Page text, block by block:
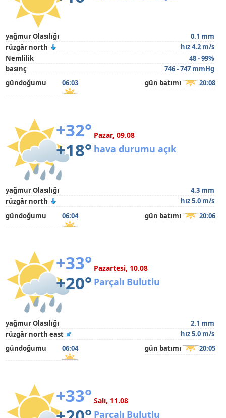
yağmur Olasılığı
0.1 mm
rüzgâr north
hız 4.2 m/s
Nemlilik
48 - 99%
basınç
746 - 747 mmHg
gündoğumu
06:03 gün batımı 20:08
+32°
+18°
Pazar, 09.08
hava durumu açık
yağmur Olasılığı
4.3 mm
rüzgâr north
hız 5.0 m/s
gündoğumu
06:04 gün batımı 20:06
+33°
+20°
Pazartesi, 10.08
Parçalı Bulutlu
yağmur Olasılığı
2.1 mm
rüzgâr north east
hız 5.0 m/s
gündoğumu
06:04 gün batımı 20:05
+33° Salı, 11.08
Parçalı Bulutlu